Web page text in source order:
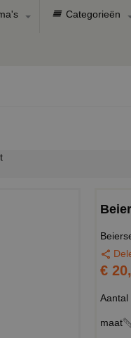
Categorieën
€
Aantal
maat